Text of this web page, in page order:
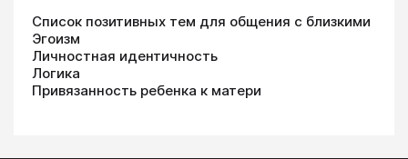
Список позитивных тем для общения с близкими
Эгоизм
Личностная идентичность
Логика
Привязанность ребенка к матери